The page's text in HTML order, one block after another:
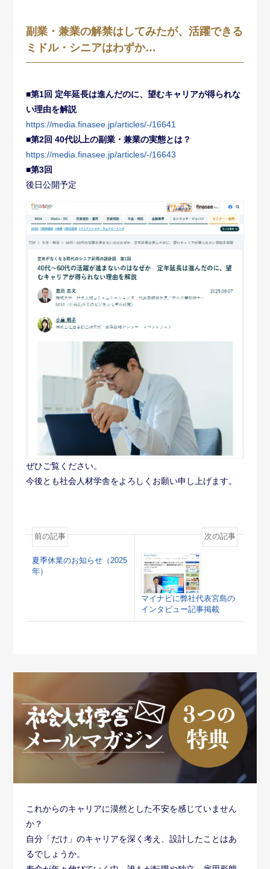
副業・兼業の解禁はしてみたが、活躍できる
ミドル・シニアはわずか…
■第1回 定年延長は進んだのに、望むキャリアが得られな
い理由を解説
https://media.finasee.jp/articles/-/16641
■第2回 40代以上の副業・兼業の実態とは？
https://media.finasee.jp/articles/-/16643
■第3回
後日公開予定
ぜひご覧ください。
今後とも社会人材学舎をよろしくお願い申し上げます。
前の記事
夏季休業のお知らせ（2025
年）
次の記事
マイナビに弊社代表宮島の
インタビュー記事掲載
これからのキャリアに漠然とした不安を感じていません
か？
自分「だけ」のキャリアを深く考え、設計したことはあ
るでしょうか。